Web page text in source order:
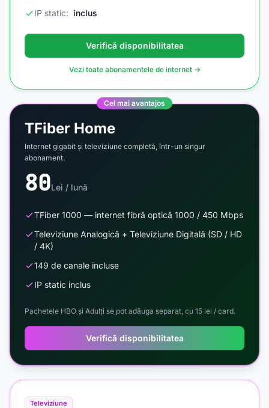
IP static: inclus
Verifică disponibilitatea
Vezi toate abonamentele de internet →
Televiziune
Cel mai avantajos
TFiber Home
Internet gigabit și televiziune completă, într-un singur
abonament.
80Lei / lună
TFiber 1000 — internet fibră optică 1000 / 450 Mbps
Televiziune Analogică + Televiziune Digitală (SD / HD
/ 4K)
149 de canale incluse
IP static inclus
Pachetele HBO și Adulți se pot adăuga separat, cu 15 lei / card.
Verifică disponibilitatea